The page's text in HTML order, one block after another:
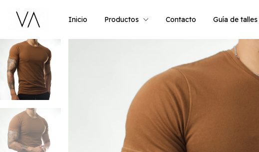
Inicio Productos Contacto Guía de talles